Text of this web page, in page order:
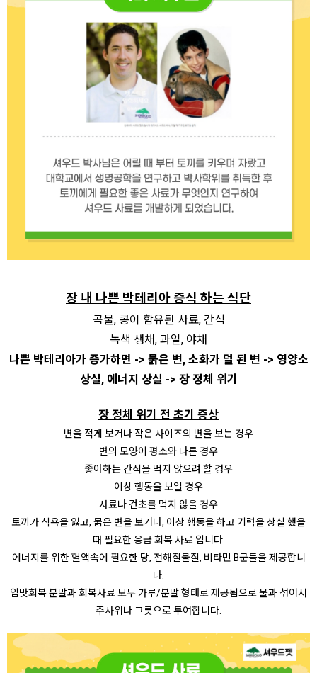
장 내 나쁜 박테리아 증식 하는 식단
곡물, 콩이 함유된 사료, 간식
녹색 생채, 과일, 야채
나쁜 박테리아가 증가하면 -> 묽은 변, 소화가 덜 된 변 -> 영양소
상실, 에너지 상실 -> 장 정체 위기
장 정체 위기 전 초기 증상
변을 적게 보거나 작은 사이즈의 변을 보는 경우
변의 모양이 평소와 다른 경우
좋아하는 간식을 먹지 않으려 할 경우
이상 행동을 보일 경우
사료나 건초를 먹지 않을 경우
토끼가 식욕을 잃고, 묽은 변을 보거나, 이상 행동을 하고 기력을 상실 했을
때 필요한 응급 회복 사료 입니다.
에너지를 위한 혈액속에 필요한 당, 전해질물질, 비타민 B군들을 제공합니
다.
입맛회복 분말과 회복사료 모두 가루/분말 형태로 제공됨으로 물과 섞어서
주사위나 그릇으로 투여합니다.